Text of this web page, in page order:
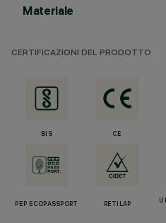
Materiale
CERTIFICAZIONI DEL PRODOTTO
BIS CE
PEP ECOPASSPORT RETILAP